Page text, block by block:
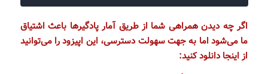
اگر چه دیدن همراهی شما از طریق آمار پادگیر‌ها باعث اشتیاق
ما می‌شود اما به جهت سهولت دسترسی، این اپیزود را می‌توانید
از اینجا دانلود کنید: